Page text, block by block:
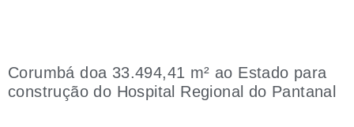
Corumbá doa 33.494,41 m² ao Estado para
construção do Hospital Regional do Pantanal